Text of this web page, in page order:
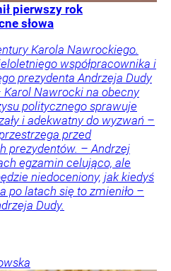
pierwszy rok
słowa
Karola Nawrockiego.
współpracownika i
prezydenta Andrzeja Dudy
Nawrocki na obecny
politycznego sprawuje
i adekwatny do wyzwań –
przed
prezydentów. – Andrzej
egzamin celująco, ale
niedoceniony, jak kiedyś
po latach się to zmieniło –
Dudy.